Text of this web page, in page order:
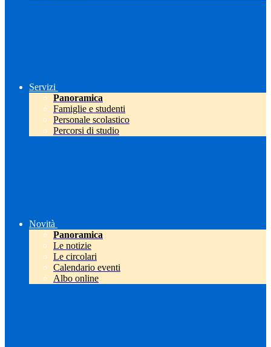
Servizi
Panoramica
Famiglie e studenti
Personale scolastico
Percorsi di studio
Novità
Panoramica
Le notizie
Le circolari
Calendario eventi
Albo online